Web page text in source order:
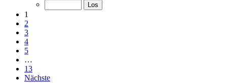
1
2
3
4
5
…
13
Nächste